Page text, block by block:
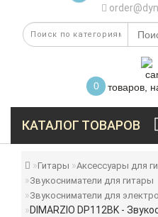
0 товаров,
КАТАЛОГ ТОВАРОВ
Гитары
Аксессуары для
Звукосниматели для гитары
Звукосниматели для
DIMARZIO DP112BK -